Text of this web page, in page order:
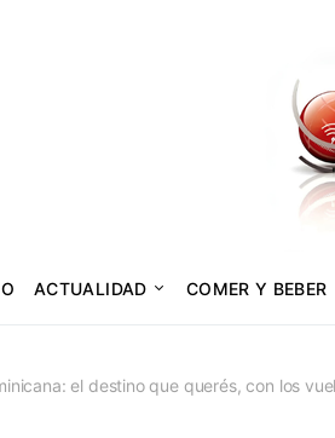
ACTUALIDAD COMER Y BEBER
el destino que querés, con los